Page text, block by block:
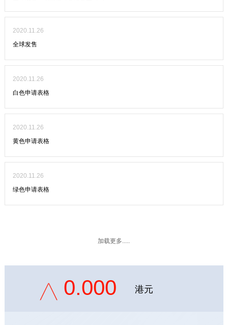
2020.11.26
全球发售
2020.11.26
白色申请表格
2020.11.26
黄色申请表格
2020.11.26
绿色申请表格
加载更多.....
0.000 港元